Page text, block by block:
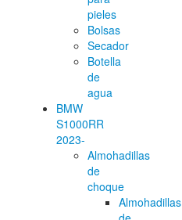
pieles
Bolsas
Secador
Botella
de
agua
BMW
S1000RR
2023-
Almohadillas
de
choque
Almohadillas